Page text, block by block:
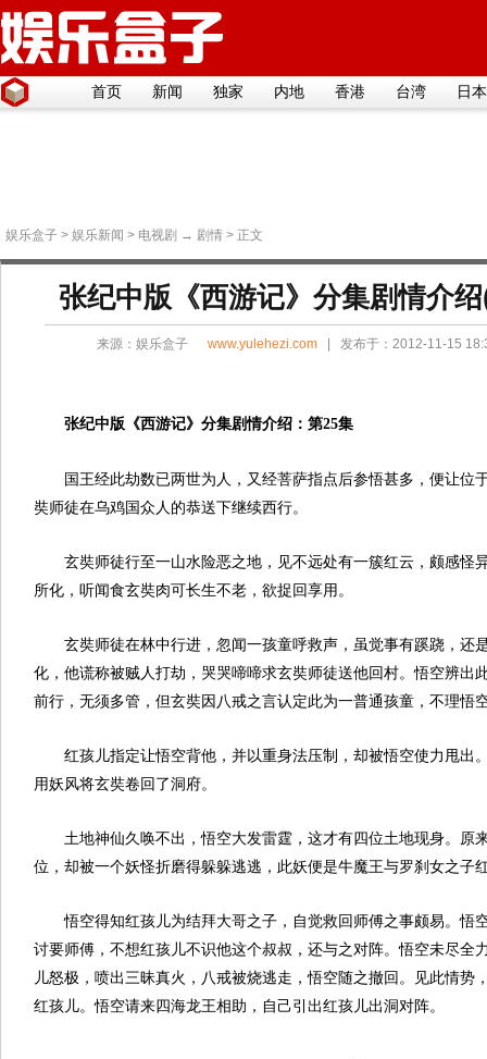
首页 新闻 独家 内地 香港 台湾 日本
娱乐盒子 > 娱乐新闻 > 电视剧 → 剧情 > 正文
张纪中版《西游记》分集剧情介
来源： 娱乐盒子 www.yulehezi.com | 发布于：2012-11-15
张纪中版《西游记》分集剧情介绍：第25集
国王经此劫数已两世为人，又经菩萨指点后参悟甚多，便让位
奘师徒在乌鸡国众人的恭送下继续西行。
玄奘师徒行至一山水险恶之地，见不远处有一簇红云，颇感怪
所化，听闻食玄奘肉可长生不老，欲捉回享用。
玄奘师徒在林中行进，忽闻一孩童呼救声，虽觉事有蹊跷，还
化，他谎称被贼人打劫，哭哭啼啼求玄奘师徒送他回村。悟空辨出
前行，无须多管，但玄奘因八戒之言认定此为一普通孩童，不理悟
红孩儿指定让悟空背他，并以重身法压制，却被悟空使力甩出
用妖风将玄奘卷回了洞府。
土地神仙久唤不出，悟空大发雷霆，这才有四位土地现身。原
位，却被一个妖怪折磨得躲躲逃逃，此妖便是牛魔王与罗刹女之子
悟空得知红孩儿为结拜大哥之子，自觉救回师傅之事颇易。悟
讨要师傅，不想红孩儿不识他这个叔叔，还与之对阵。悟空未尽全
儿怒极，喷出三昧真火，八戒被烧逃走，悟空随之撤回。见此情势
红孩儿。悟空请来四海龙王相助，自己引出红孩儿出洞对阵。